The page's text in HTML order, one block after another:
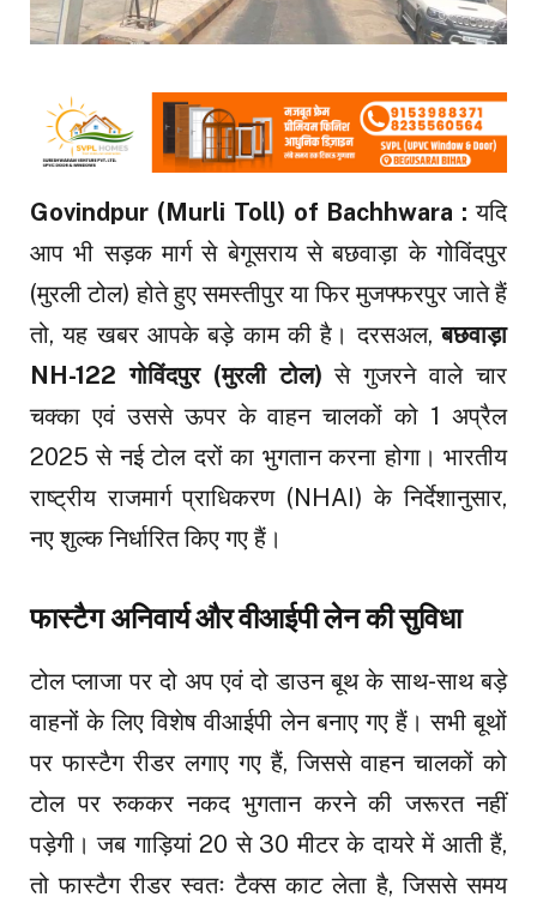
Govindpur (Murli Toll) of Bachhwara :यदि
आप भी सड़क मार्ग से बेगूसराय से बछवाड़ा के गोविंदपुर
(मुरली टोल) होते हुए समस्तीपुर या फिर मुजफ्फरपुर जाते हैं
तो, यह खबर आपके बड़े काम की है। दरसअल,बछवाड़ा
NH-122 गोविंदपुर (मुरली टोल)से गुजरने वाले चार
चक्का एवं उससे ऊपर के वाहन चालकों को 1 अप्रैल
2025 से नई टोल दरों का भुगतान करना होगा। भारतीय
राष्ट्रीय राजमार्ग प्राधिकरण (NHAI) के निर्देशानुसार,
नए शुल्क निर्धारित किए गए हैं।
फास्टैग अनिवार्य और वीआईपी लेन की सुविधा
टोल प्लाजा पर दो अप एवं दो डाउन बूथ के साथ-साथ बड़े
वाहनों के लिए विशेष वीआईपी लेन बनाए गए हैं। सभी बूथों
पर फास्टैग रीडर लगाए गए हैं, जिससे वाहन चालकों को
टोल पर रुककर नकद भुगतान करने की जरूरत नहीं
पड़ेगी। जब गाड़ियां 20 से 30 मीटर के दायरे में आती हैं,
तो फास्टैग रीडर स्वतः टैक्स काट लेता है, जिससे समय